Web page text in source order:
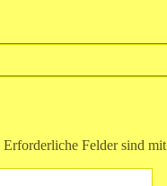
Erforderliche Felder sind mit